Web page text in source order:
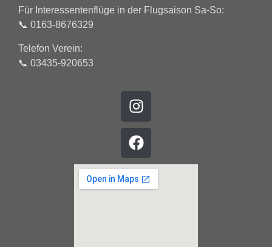
Für Interessentenflüge in der Flugsaison Sa-So:
📞 0163-8676329
Telefon Verein:
📞 03435-920653